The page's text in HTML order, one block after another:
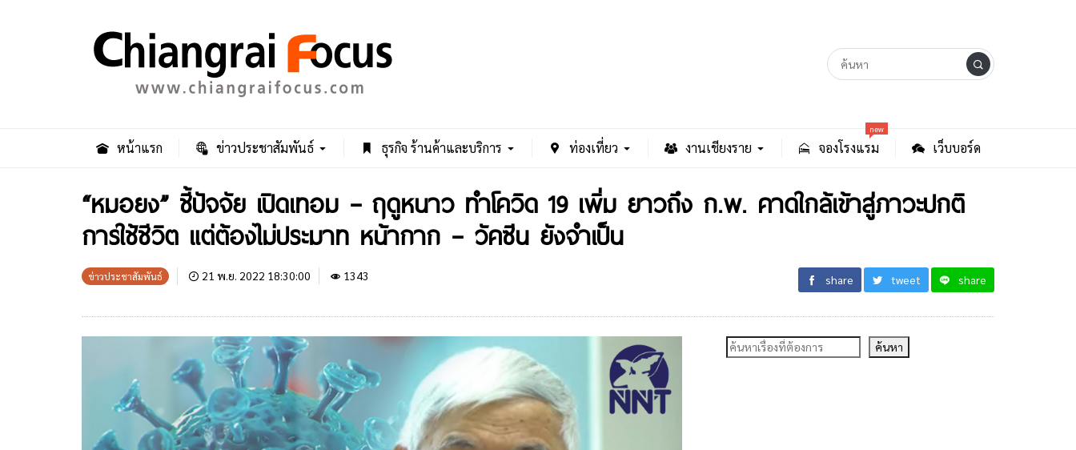
หน้าแรก ข่าวประชาสัมพันธ์ ธุรกิจ ร้านค้าและบริการ ท่องเที่ยว งานเชียงราย จองโรงแรม
new
เว็บบอร์ด
“หมอยง” ชี้ปัจจัย เปิดเทอม – ฤดูหนาว ทำโควิด 19 เพิ่ม ยาวถึง ก.พ. คาดใกล้เข้าสู่ภาวะปกติ
การใช้ชีวิต แต่ต้องไม่ประมาท หน้ากาก – วัคซีน ยังจำเป็น
ข่าวประชาสัมพันธ์ 21 พ.ย. 2022 18:30:00 1343 share tweet share
ค้นหา ค้นหา